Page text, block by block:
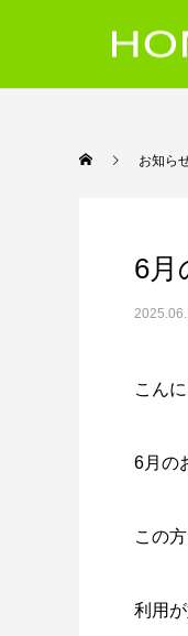
お知ら
6月
こん
6月の
この
利用